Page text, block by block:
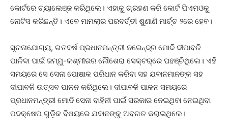
କୋର୍ଟରେ ଚ୍ୟାଲେଞ୍ଜ କରିଥିଲେ। ଏହାକୁ ଗ୍ରହଣ କରି କୋର୍ଟ ପିଏମଓକୁ
ନୋଟିସ କରିଛନ୍ତି। ଏବେ ମାମଲାର ପରବର୍ତ୍ତୀ ଶୁଣାଣି ମାର୍ଚ୍ଚ ୨ରେ ହେବ।
ସୂଚନାଯୋଗ୍ୟ, ଗତବର୍ଷ ପ୍ରଧାନମନ୍ତ୍ରୀ ନରେନ୍ଦ୍ର ମୋଦି ଦୀପାବଳି
ପାଳିବା ପାଇଁ ଜମ୍ମୁ-କଶ୍ମୀରର ନୌଶେରା ସେକ୍ଟର୍‌ରେ ପହଞ୍ଚିଥିଲେ। ଏହି
ସମୟରେ ସେ ସେନା ପୋଷାକ ପରିଧାନ କରିବା ସହ ଯବାନମାନଙ୍କ ସହ
ଦୀପାବଳି ଉତ୍ସବ ପାଳନ କରିଥିଲେ। ଦୀପାବଳି ପାଳନ ସମୟରେ
ପ୍ରଧାନମନ୍ତ୍ରୀ ମୋଦି ସେନା ବାହିନୀ ପାଇଁ ସରକାର ନେଇଥିବା ନେଇଥିବା
ପଦକ୍ଷେପ ଗୁଡ଼ିକ ବିଷୟରେ ଯବାନଙ୍କୁ ଅବଗତ କରାଇଥିଲେ।